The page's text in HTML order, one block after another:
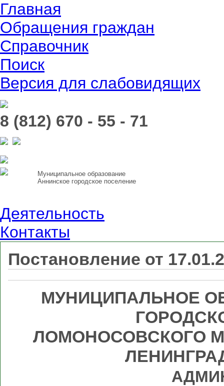
Главная
Обращения граждан
Справочник
Поиск
Версия для слабовидящих
8 (812) 670 - 55 - 71
Муниципальное образование
Аннинское городское поселение
Деятельность
Контакты
Постановление от
МУНИЦИПАЛЬНОЕ
ЛОМОНОСОВСКОГО